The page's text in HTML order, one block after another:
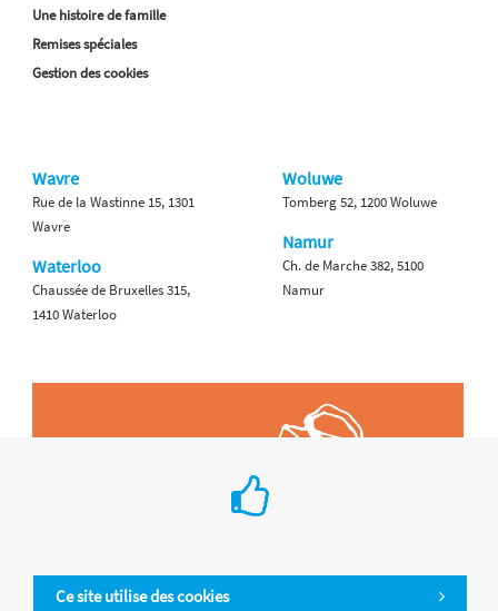
Ce site utilise des cookies
Une histoire de famille
Remises spéciales
Gestion des cookies
Wavre
Rue de la Wastinne 15, 1301
Wavre
Waterloo
Chaussée de Bruxelles 315,
1410 Waterloo
Woluwe
Tomberg 52, 1200 Woluwe
Namur
Ch. de Marche 382, 5100
Namur